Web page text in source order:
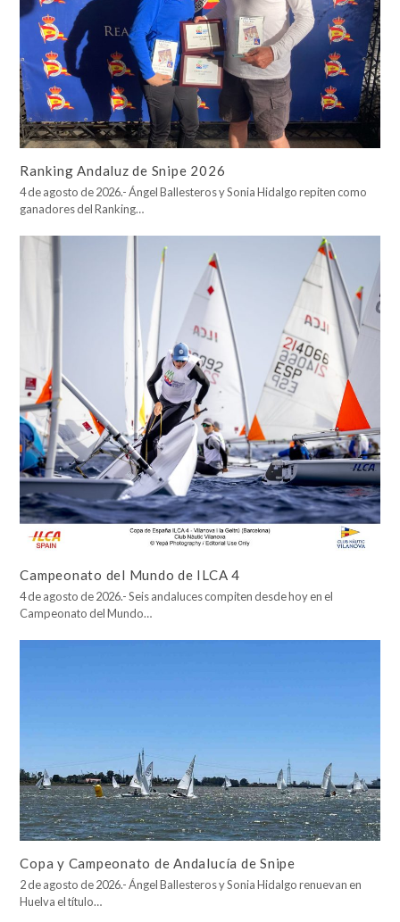
Ranking Andaluz de Snipe 2026
4 de agosto de 2026.- Ángel Ballesteros y Sonia Hidalgo repiten como
ganadores del Ranking…
Campeonato del Mundo de ILCA 4
4 de agosto de 2026.- Seis andaluces compiten desde hoy en el
Campeonato del Mundo…
Copa y Campeonato de Andalucía de Snipe
2 de agosto de 2026.- Ángel Ballesteros y Sonia Hidalgo renuevan en
Huelva el título…